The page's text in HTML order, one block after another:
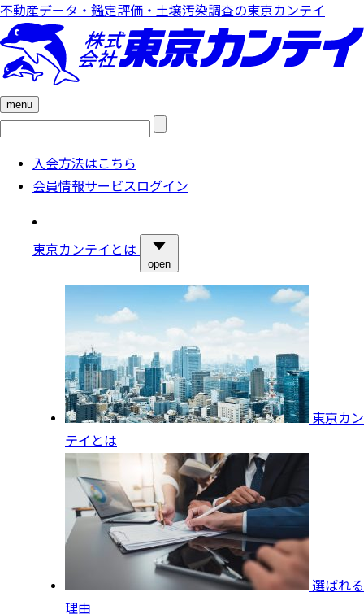
不動産データ・鑑定評価・土壌汚染調査の東京カンテイ
menu
検
入会方法はこちら
会員情報サービスログイン
東京カンテイとは
open
東京カン
テイとは
選ばれる
理由